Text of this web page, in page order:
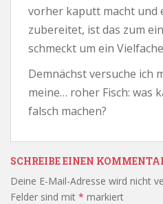
vorher kaputt macht und
zubereitet, ist das zum
schmeckt um ein
Demnächst versuche ich
meine… roher Fisch: was
falsch machen?
SCHREIBE EINEN
Deine E-Mail-Adresse wird nicht
Felder sind mit * markiert